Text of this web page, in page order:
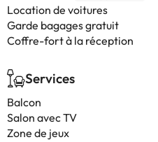
Location de voitures
Garde bagages gratuit
Coffre-fort à la réception
Services
Balcon
Salon avec TV
Zone de jeux